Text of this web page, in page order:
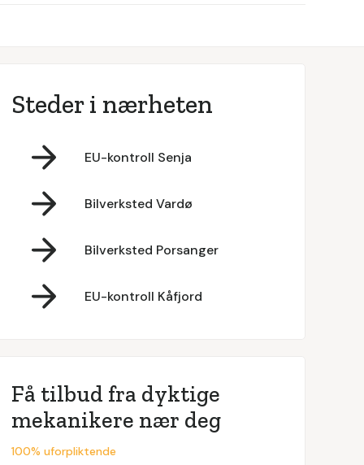
Steder i nærheten
EU-kontroll Senja
Bilverksted Vardø
Bilverksted Porsanger
EU-kontroll Kåfjord
Få tilbud fra dyktige
mekanikere nær deg
100% uforpliktende